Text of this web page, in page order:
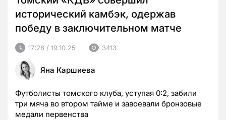
исторический камбэк, одержав
победу в заключительном матче
17:28 / 19.10.25 3413
Яна Каршиева
Футболисты томского клуба, уступая 0:2, забили
три мяча во втором тайме и завоевали бронзовые
медали первенства